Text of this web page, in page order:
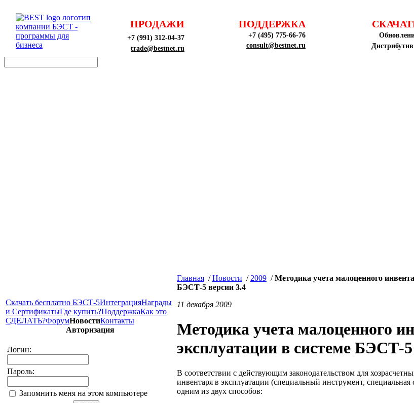
ПРОДАЖИ
+7 (991) 312-04-37
trade@bestnet.ru
ПОДДЕРЖКА
+7 (495) 775-66-76
consult@bestnet.ru
Скачать бесплатно БЭСТ-5ИнтеграцияНаграды
и СертификатыГде купить?ПоддержкаКак это
СДЕЛАТЬ?ФорумНовостиКонтакты
Авторизация
Логин:
Пароль:
Запомнить меня на этом компьютере
Главная /Новости / 2009 /Методика учета малоценного
БЭСТ-5 версии 3.4
11 декабря 2009
Методика учета малоценного
эксплуатации в системе БЭСТ-
В соответствии с действующим законодательством для
инвентаря в эксплуатации (специальный инструмент,
одним из двух способов: